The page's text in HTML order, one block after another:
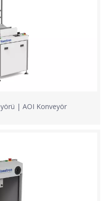
| AOI Konveyör